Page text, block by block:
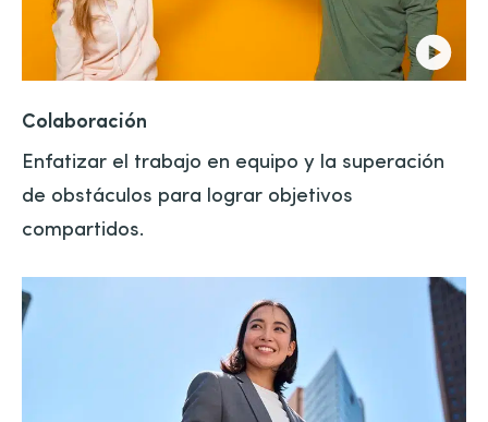
Colaboración
Enfatizar el trabajo en equipo y la superación
de obstáculos para lograr objetivos
compartidos.